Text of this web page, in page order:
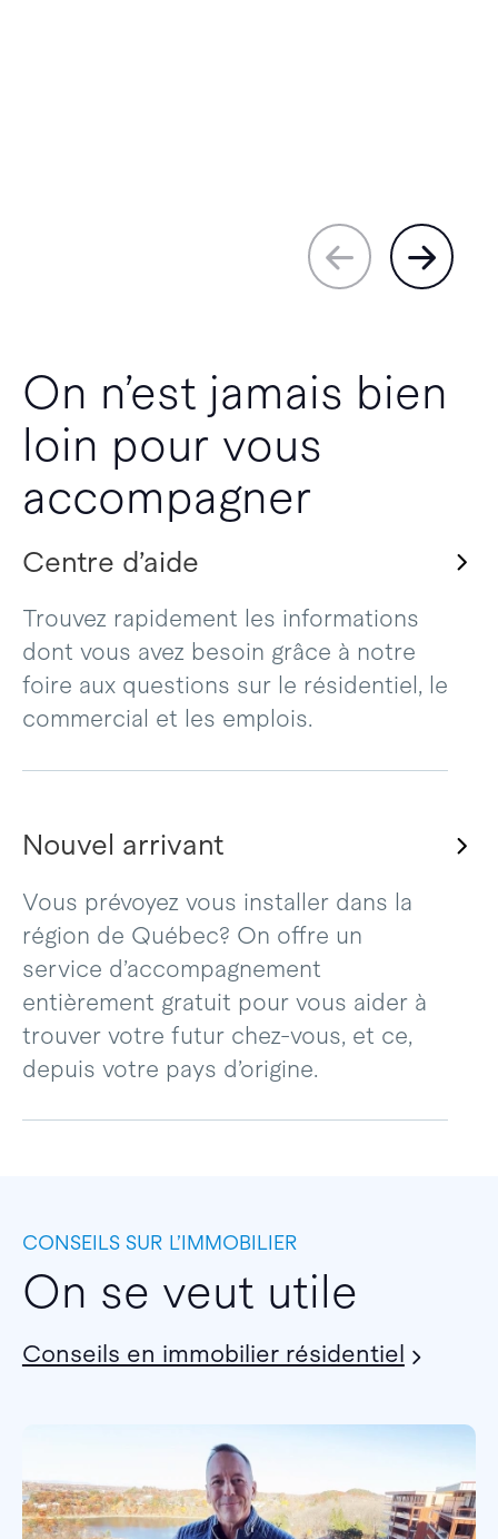
On n’est jamais bien
loin pour vous
accompagner
Centre d’aide
Trouvez rapidement les informations
dont vous avez besoin grâce à notre
foire aux questions sur le résidentiel, le
commercial et les emplois.
Nouvel arrivant
Vous prévoyez vous installer dans la
région de Québec? On offre un
service d’accompagnement
entièrement gratuit pour vous aider à
trouver votre futur chez-vous, et ce,
depuis votre pays d’origine.
CONSEILS SUR L’IMMOBILIER
On se veut utile
Conseils en immobilier résidentiel